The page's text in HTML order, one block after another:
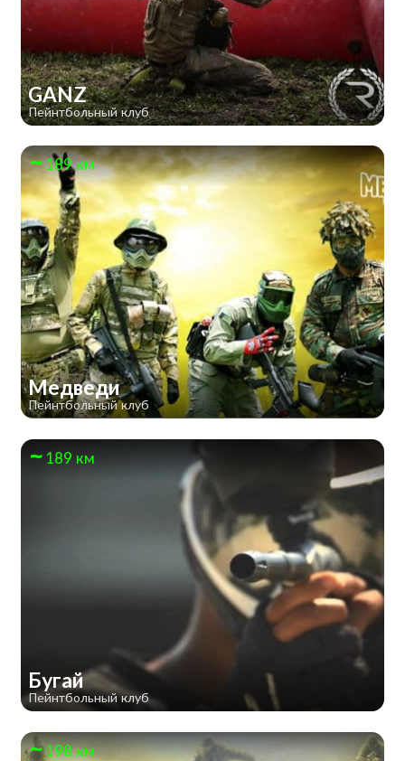
GANZ
Пейнтбольный клуб
189 км
Медведи
Пейнтбольный клуб
189 км
Бугай
Пейнтбольный клуб
198 км